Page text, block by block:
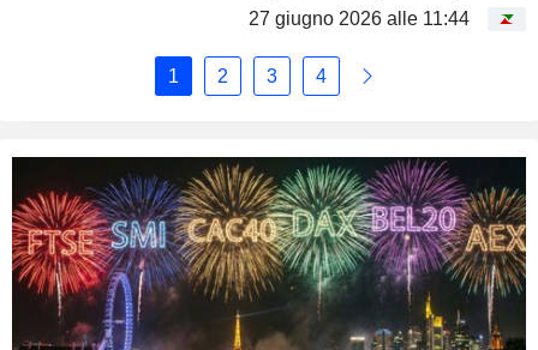
grandi nomi della tecnologia. Leverage
Shares ha lanciato su Borsa Italiana il 3x
Long SpaceX ETP, una...
27 giugno 2026 alle 11:44
1 2 3 4